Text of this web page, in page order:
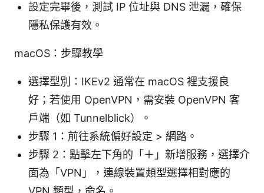
設定完畢後，測試 IP 位址與 DNS 泄漏，確保
隱私保護有效。
macOS：步驟教學
選擇型別：IKEv2 通常在 macOS 裡支援良
好；若使用 OpenVPN，需安裝 OpenVPN 客
戶端（如 Tunnelblick）。
步驟 1：前往系統偏好設定 > 網路。
步驟 2：點擊左下角的「＋」新增服務，選擇介
面為「VPN」，連線裝置類型選擇相對應的